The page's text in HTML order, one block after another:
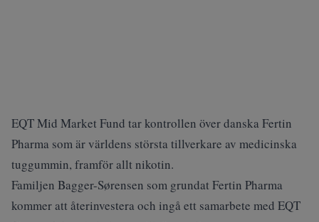
EQT Mid Market Fund tar kontrollen över danska Fertin
Pharma som är världens största tillverkare av medicinska
tuggummin, framför allt nikotin.
Familjen Bagger-Sørensen som grundat Fertin Pharma
kommer att återinvestera och ingå ett samarbete med EQT